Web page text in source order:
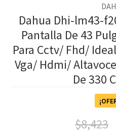
Dahua Dhi-lm43-
Pantalla De 43
Para Cctv/ Fhd/
Vga/ Hdmi/
De 330
$8,423